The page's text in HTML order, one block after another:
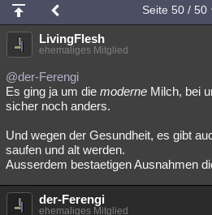
meine Rubriken
Menschen Wissenschaft
Spiritualität
Natur Umfragen
weitere Rubriken
Philosophie Träume
Astronomie Helpdesk Gruppen
Seite 50/ 50
LivingFlesh
ehemaliges Mitglied
@der-Ferengi
Es ging ja um die moderne Milch, bei
sicher noch anders.
Und wegen der Gesundheit, es gibt
saufen und alt werden.
Ausserdem bestaetigen Ausnahmen
der-Ferengi
ehemaliges Mitglied